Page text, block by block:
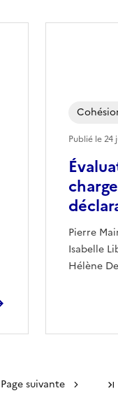
Pierre
Isabelle
Hélène
Publié le24
Page suivante